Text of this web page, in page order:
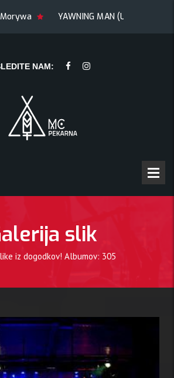
MAN (US), Hrmülja (HR), A Gram trip (HR)
NAM:
slik
iz dogodkov! Albumov: 305